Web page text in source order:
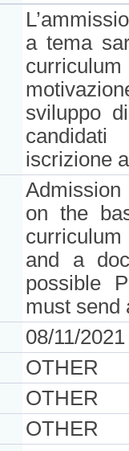
a tema
sviluppo
iscrizione
on the
and a
possible
must send
08/11/2021
OTHER
OTHER
OTHER